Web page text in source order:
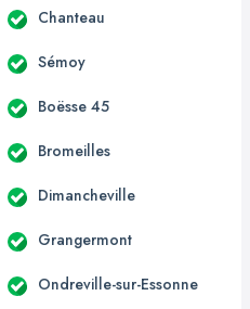
Chanteau
Sémoy
Boësse 45
Bromeilles
Dimancheville
Grangermont
Ondreville-sur-Essonne